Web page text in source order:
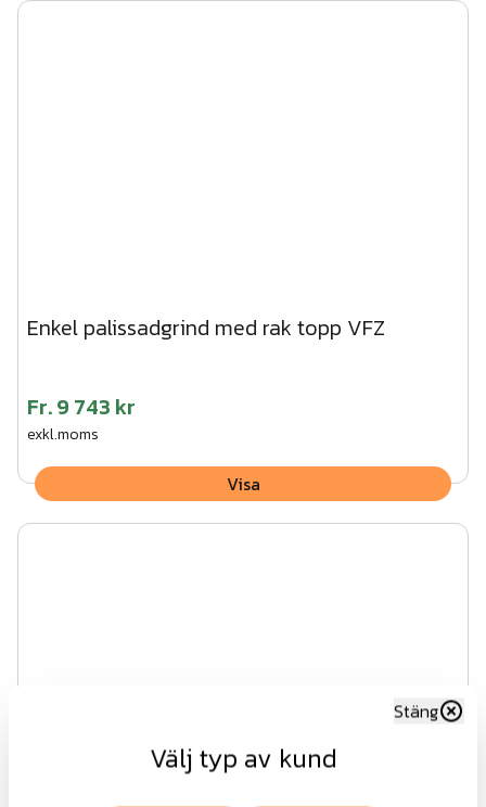
Enkel palissadgrind med rak topp VFZ
Fr.9 743 kr
exkl.moms
Visa
Välj typ av kund
Stäng